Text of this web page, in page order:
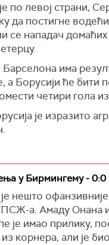
по левој страни,
да постигне
се нападач
има
а Борусији ће бити
четири гола
је изразито
у Бирмингему - 0:0
нешто
а. Амаду Онана
је имао прилику,
корнера, али је